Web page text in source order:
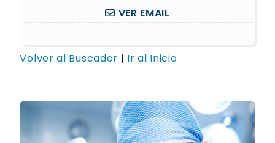
VER EMAIL
Volver al Buscador | Ir al Inicio